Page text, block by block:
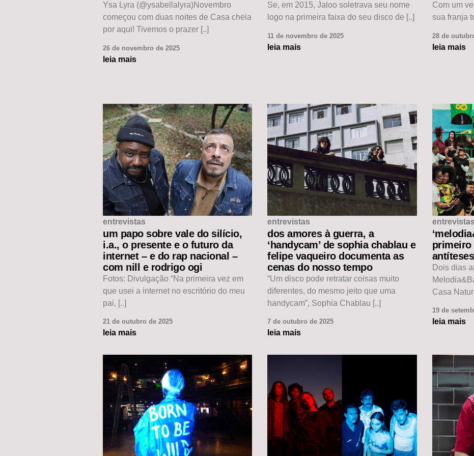
Ysa Lyra (@ysabellalyra)Novembro
começou com duas noites de Casa cheia
por aqui! Tivemos o prazer [..]
26 de novembro de 2025
leia mais
Se, em 2015, Jaloo soletrava seu nome
logo na primeira faixa do seu disco de [..]
11 de novembro de 2025
leia mais
Com um
sua franja
28 de
leia mais
entrevistas
um papo sobre vale do silício,
i.a., o presente e o futuro da
internet – e do rap nacional –
com nill e rodrigo ogi
Fotos: Divulgação “Na primeira vez em
que usei a internet no escritório do meu
pai, [..]
21 de outubro de 2025
leia mais
entrevistas
dos amores à guerra, a
‘handycam’ de sophia chablau e
felipe vaqueiro documenta as
cenas do nosso tempo
“Um disco pode retratar coisas muito
diferentes, do mesmo jeito que uma
handycam”, Sophia Chablau [..]
7 de outubro de 2025
leia mais
primeiro
Dois dias
Casa
19 de
leia mais